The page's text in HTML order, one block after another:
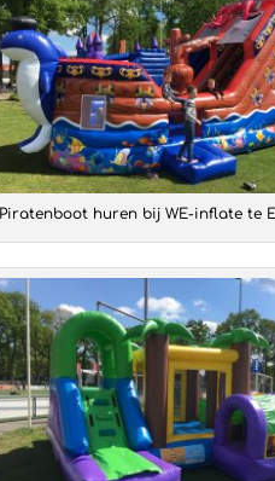
Piratenboot huren bij WE-inflate te